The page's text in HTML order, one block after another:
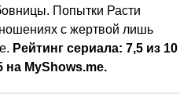
Попытки Расти
с жертвой лишь
Рейтинг сериала: 7,5 из 10
на MyShows.me.